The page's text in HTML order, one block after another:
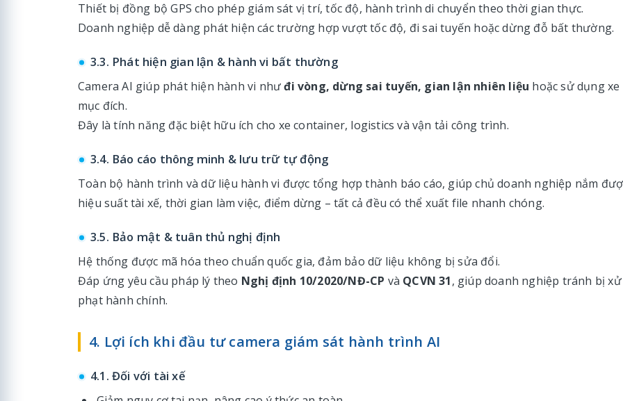
Thiết bị đồng bộ GPS cho phép giám sát vị trí, tốc độ, hành trình di chuyển theo thời gian thực.
Doanh nghiệp dễ dàng phát hiện các trường hợp vượt tốc độ, đi sai tuyến hoặc dừng đỗ bất thường.
3.3. Phát hiện gian lận & hành vi bất thường
Camera AI giúp phát hiện hành vi nhưđi vòng, dừng sai tuyến, gian lận nhiên liệu hoặc sử dụng xe
mục đích.
Đây là tính năng đặc biệt hữu ích cho xe container, logistics và vận tải công trình.
3.4. Báo cáo thông minh & lưu trữ tự động
Toàn bộ hành trình và dữ liệu hành vi được tổng hợp thành báo cáo, giúp chủ doanh nghiệp nắm
hiệu suất tài xế, thời gian làm việc, điểm dừng – tất cả đều có thể xuất file nhanh chóng.
3.5. Bảo mật & tuân thủ nghị định
Hệ thống được mã hóa theo chuẩn quốc gia, đảm bảo dữ liệu không bị sửa đổi.
Đáp ứng yêu cầu pháp lý theo Nghị định 10/2020/NĐ-CP và QCVN 31, giúp doanh nghiệp tránh bị xử
phạt hành chính.
4. Lợi ích khi đầu tư camera giám sát hành trình AI
4.1. Đối với tài xế